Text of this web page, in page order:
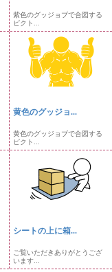
紫色のグッジョブで合図する
ピクト...
黄色のグッジョ...
黄色のグッジョブで合図する
ピクト...
シートの上に箱...
ご覧いただきありがとうござ
います...